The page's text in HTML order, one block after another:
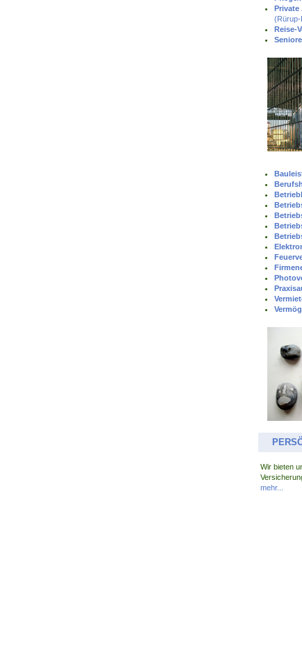
Private
(Rürup-
Reise-
Wir bieten
mehr...